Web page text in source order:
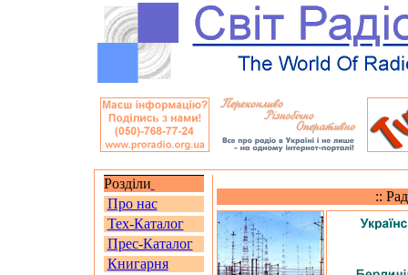
Розділи
Про нас
Тех-Каталог
Прес-Каталог
Книгарня
::